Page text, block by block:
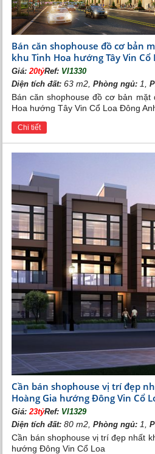
Bán căn shophouse đồ cơ bản
khu Tinh Hoa hướng Tây Vin Cổ
Giá:20tỷRef: VI1330
Diện tích đất: 63 m2,Phòng ngủ: 1,
Bán căn shophouse đồ cơ bản mặt
Hoa hướng Tây Vin Cổ Loa Đông
Chi tiết
Cần bán shophouse vị trí đẹp
Hoàng Gia hướng Đông Vin Cổ
Giá:23tỷRef: VI1329
Diện tích đất: 80 m2,Phòng ngủ: 1,
Cần bán shophouse vị trí đẹp nhất
hướng Đông Vin Cổ Loa